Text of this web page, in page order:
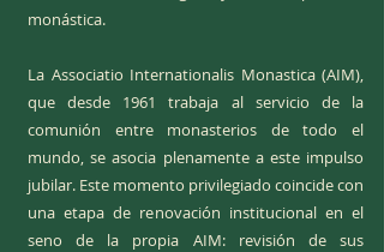
monástica.
La Associatio Internationalis Monastica (AIM),
que desde 1961 trabaja al servicio de la
comunión entre monasterios de todo el
mundo, se asocia plenamente a este impulso
jubilar. Este momento privilegiado coincide con
una etapa de renovación institucional en el
seno de la propia AIM: revisión de sus